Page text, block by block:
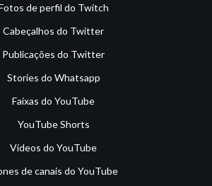
de perfil do Twitch
Cabeçalhos do Twitter
Publicações do Twitter
Stories do Whatsapp
Faixas do YouTube
YouTube Shorts
Vídeos do YouTube
de canais do YouTube